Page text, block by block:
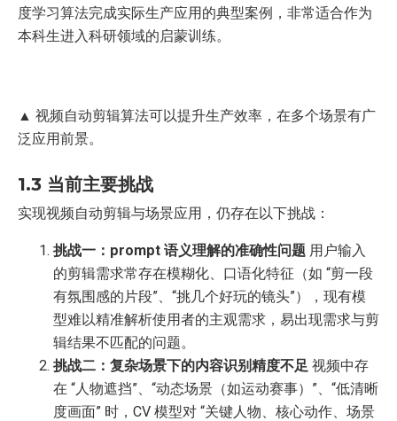
度学习算法完成实际生产应用的典型案例，非常适合作为
本科生进入科研领域的启蒙训练。
▲ 视频自动剪辑算法可以提升生产效率，在多个场景有广
泛应用前景。
1.3 当前主要挑战
实现视频自动剪辑与场景应用，仍存在以下挑战：
挑战一：prompt 语义理解的准确性问题 用户输入
的剪辑需求常存在模糊化、口语化特征（如 “剪一段
有氛围感的片段”、“挑几个好玩的镜头”），现有模
型难以精准解析使用者的主观需求，易出现需求与剪
辑结果不匹配的问题。
挑战二：复杂场景下的内容识别精度不足 视频中存
在 “人物遮挡”、“动态场景（如运动赛事）”、“低清晰
度画面” 时，CV 模型对 “关键人物、核心动作、场景